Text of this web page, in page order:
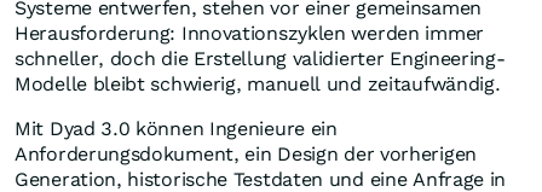
Systeme entwerfen, stehen vor einer gemeinsamen
Herausforderung: Innovationszyklen werden immer
schneller, doch die Erstellung validierter Engineering-
Modelle bleibt schwierig, manuell und zeitaufwändig.
Mit Dyad 3.0 können Ingenieure ein
Anforderungsdokument, ein Design der vorherigen
Generation, historische Testdaten und eine Anfrage in